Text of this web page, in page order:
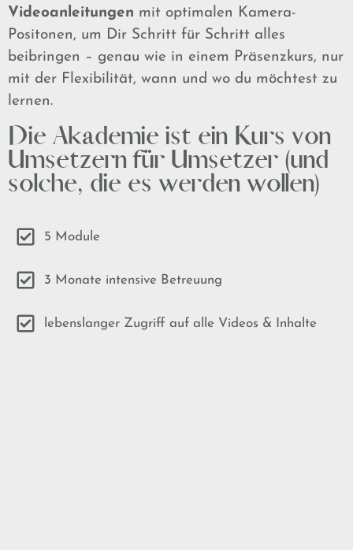
Videoanleitungen mit optimalen Kamera-
Positonen, um Dir Schritt für Schritt alles
beibringen – genau wie in einem Präsenzkurs, nur
mit der Flexibilität, wann und wo du möchtest zu
lernen.
Die Akademie ist ein Kurs von
Umsetzern für Umsetzer (und
solche, die es werden wollen)
5 Module
3 Monate intensive Betreuung
lebenslanger Zugriff auf alle Videos & Inhalte